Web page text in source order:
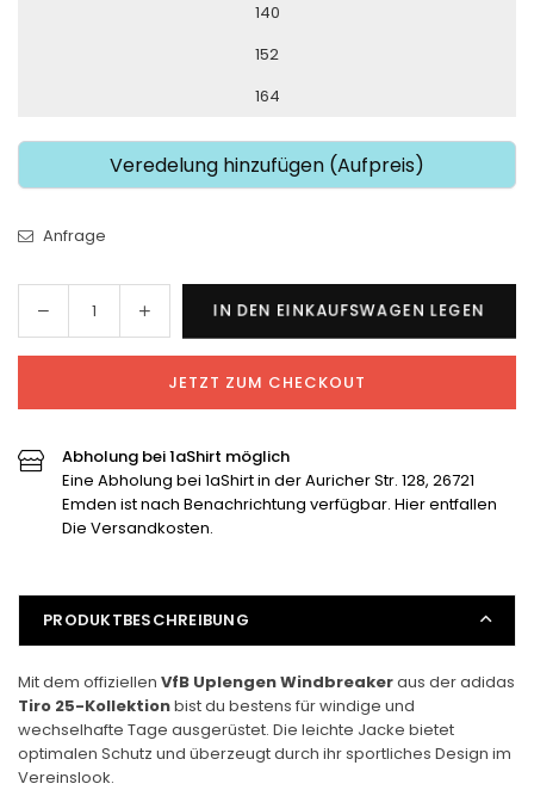
140
152
164
Veredelung hinzufügen (Aufpreis)
Anfrage
Menge
für
Adidas
VfB
Allwetterjacke
verringern
Menge
für
Adidas
VfB
-
Allwetterjacke
erhöhen
IN DEN EINKAUFSWAGEN LEGEN
JETZT ZUM CHECKOUT
Abholung bei 1aShirt möglich
Eine Abholung bei 1aShirt in der Auricher Str. 128, 26721
Emden ist nach Benachrichtung verfügbar. Hier entfallen
Die Versandkosten.
PRODUKTBESCHREIBUNG
Mit dem offiziellen VfB Uplengen Windbreakeraus der adidas
Tiro 25-Kollektionbist du bestens für windige und
wechselhafte Tage ausgerüstet. Die leichte Jacke bietet
optimalen Schutz und überzeugt durch ihr sportliches Design im
Vereinslook.